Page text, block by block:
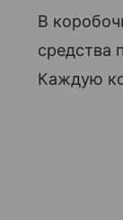
В
средства
Каждую